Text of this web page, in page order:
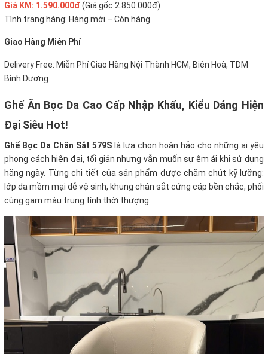
Giá KM: 1.590.000đ (Giá gốc 2.850.000đ)
Tình trạng hàng: Hàng mới – Còn hàng.
Giao Hàng Miễn Phí
Delivery Free: Miễn Phí Giao Hàng Nội Thành HCM, Biên Hoà, TDM
Bình Dương
Ghế Ăn Bọc Da Cao Cấp Nhập Khẩu, Kiểu Dáng Hiện
Đại Siêu Hot!
Ghế Bọc Da Chân Sắt 579S là lựa chọn hoàn hảo cho những ai yêu
phong cách hiện đại, tối giản nhưng vẫn muốn sự êm ái khi sử dụng
hằng ngày. Từng chi tiết của sản phẩm được chăm chút kỹ lưỡng:
lớp da mềm mại dễ vệ sinh, khung chân sắt cứng cáp bền chắc, phối
cùng gam màu trung tính thời thượng.